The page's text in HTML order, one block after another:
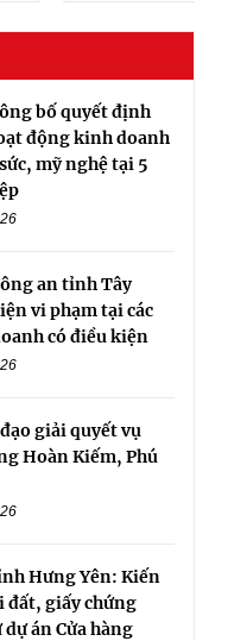
bố quyết định
động kinh doanh
mỹ nghệ tại 5
an tỉnh Tây
vi phạm tại các
có điều kiện
giải quyết vụ
Hoàn Kiếm, Phú
Hưng Yên: Kiến
đất, giấy chứng
án Cửa hàng